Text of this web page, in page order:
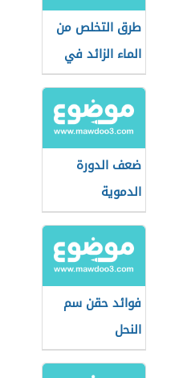
طرق التخلص من
الماء الزائد في
الجسم
ضعف الدورة
الدموية
فوائد حقن سم
النحل